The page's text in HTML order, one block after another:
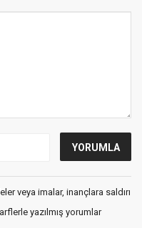
veya imalar, inançlara saldırı
yazılmış yorumlar